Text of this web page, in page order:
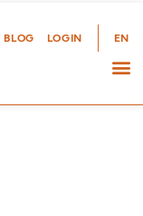
BLOG LOGIN EN